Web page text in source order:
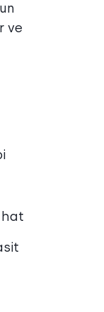
ve
hat